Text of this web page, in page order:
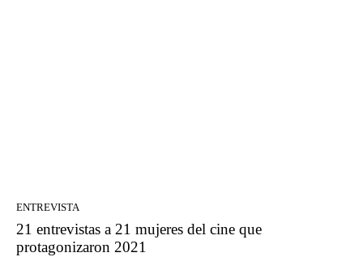
ENTREVISTA
21 entrevistas a 21 mujeres del cine que
protagonizaron 2021